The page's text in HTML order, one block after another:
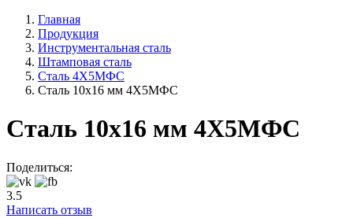
Главная
Продукция
Инструментальная сталь
Штамповая сталь
Сталь 4Х5МФС
Сталь 10x16 мм 4Х5МФС
Сталь 10x16 мм 4Х5МФС
Поделиться:
3.5
Написать отзыв